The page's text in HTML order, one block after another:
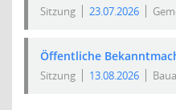
Sitzung 23.07.2026
Öffentliche
Sitzung 13.08.2026